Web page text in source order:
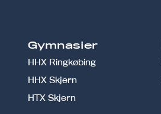
Gymnasier
HHX Ringkøbing
HHX Skjern
HTX Skjern